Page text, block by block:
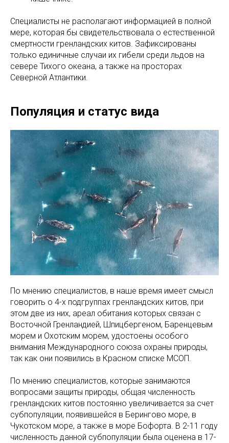
Специалисты не располагают информацией в полной
мере, которая бы свидетельствовала о естественной
смертности гренландских китов. Зафиксированы
только единичные случаи их гибели среди льдов на
севере Тихого океана, а также на просторах
Северной Атлантики.
Популяция и статус вида
По мнению специалистов, в наше время имеет смысл
говорить о 4-х подгруппах гренландских китов, при
этом две из них, ареал обитания которых связан с
Восточной Гренландией, Шпицбергеном, Баренцевым
морем и Охотским морем, удостоены особого
внимания Международного союза охраны природы,
так как они появились в Красном списке МСОП.
По мнению специалистов, которые занимаются
вопросами защиты природы, общая численность
гренландских китов постоянно увеличивается за счет
субпопуляции, появившейся в Берингово море, в
Чукотском море, а также в море Бофорта. В 2-11 году
численность данной субпопуляции была оценена в 17-